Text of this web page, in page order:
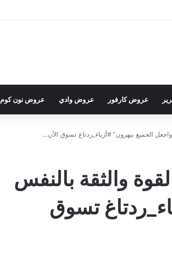
عروض كارفور عروض وادي عروض نون كوم
واجعل الجميع يبهرون” #أزياء_ردتاغ تسوق الآن…
والثقة بالنفس
تسوق